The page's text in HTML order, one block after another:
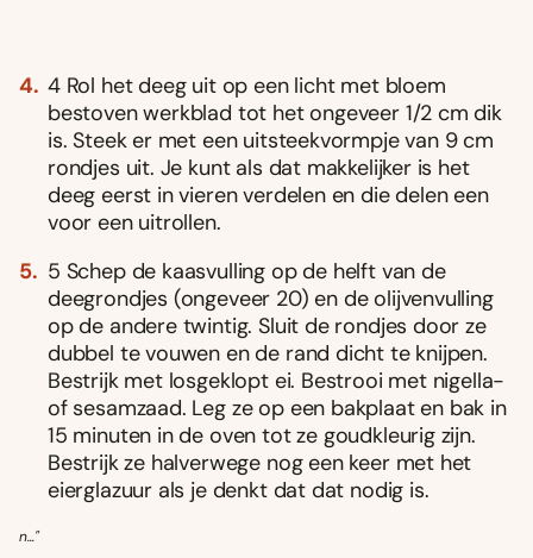
4 Rol het deeg uit op een licht met bloem
bestoven werkblad tot het ongeveer 1/2 cm dik
is. Steek er met een uitsteekvormpje van 9 cm
rondjes uit. Je kunt als dat makkelijker is het
deeg eerst in vieren verdelen en die delen een
voor een uitrollen.
5 Schep de kaasvulling op de helft van de
deegrondjes (ongeveer 20) en de olijvenvulling
op de andere twintig. Sluit de rondjes door ze
dubbel te vouwen en de rand dicht te knijpen.
Bestrijk met losgeklopt ei. Bestrooi met nigella-
of sesamzaad. Leg ze op een bakplaat en bak in
15 minuten in de oven tot ze goudkleurig zijn.
Bestrijk ze halverwege nog een keer met het
eierglazuur als je denkt dat dat nodig is.
n..."